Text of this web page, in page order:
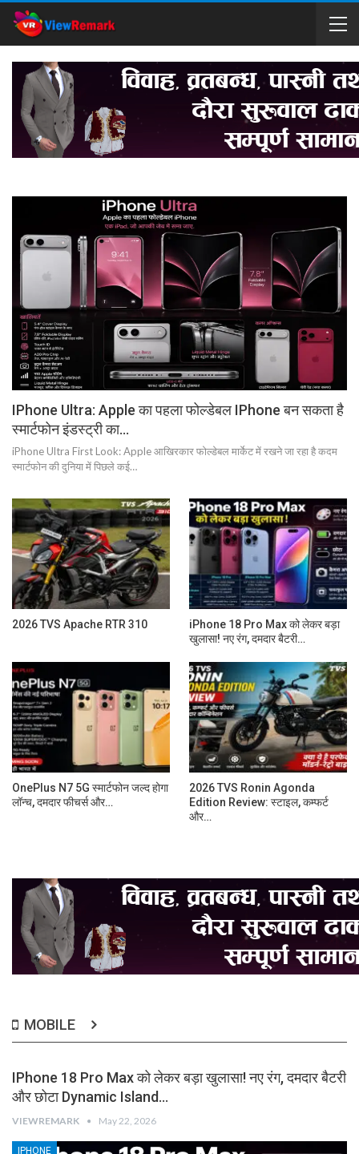
IPhone Ultra: Apple का पहला फोल्डेबल IPhone बन सकता है
स्मार्टफोन इंडस्ट्री का…
iPhone Ultra First Look: Apple आखिरकार फोल्डेबल मार्केट में रखने जा रहा है कदम
स्मार्टफोन की दुनिया में पिछले कई…
2026 TVS Apache RTR 310
iPhone 18 Pro Max को लेकर बड़ा
खुलासा! नए रंग, दमदार बैटरी…
OnePlus N7 5G स्मार्टफोन जल्द होगा
लॉन्च, दमदार फीचर्स और…
2026 TVS Ronin Agonda
Edition Review: स्टाइल, कम्फर्ट
और…
MOBILE
IPhone 18 Pro Max को लेकर बड़ा खुलासा! नए रंग, दमदार बैटरी
और छोटा Dynamic Island…
VIEWREMARK May 22, 2026
IPHONE